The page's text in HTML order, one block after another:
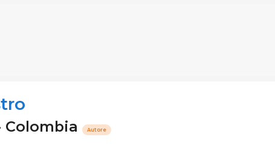
Colombia Autore